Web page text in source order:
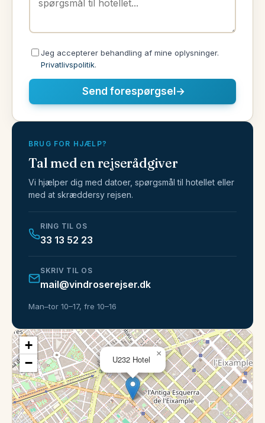
Jeg accepterer behandling af mine oplysninger.
Privatlivspolitik.
Send forespørgsel →
BRUG FOR HJÆLP?
Tal med en rejserådgiver
Vi hjælper dig med datoer, spørgsmål til hotellet eller
med at skræddersy rejsen.
RING TIL OS
33 13 52 23
SKRIV TIL OS
mail@vindroserejser.dk
Man–tor 10–17, fre 10–16
U232 Hotel
×
+
−